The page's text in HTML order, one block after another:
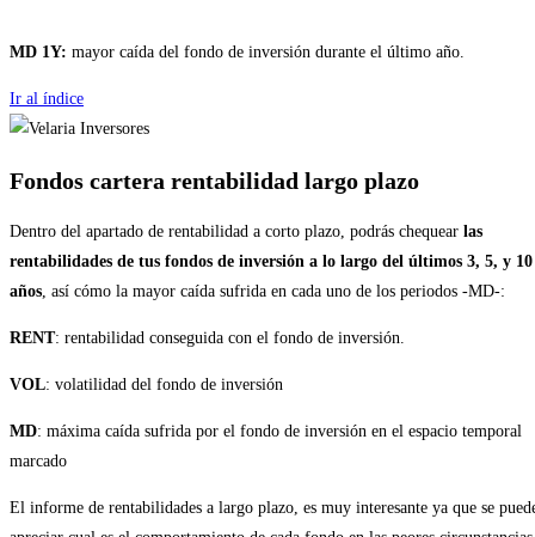
MD 1Y: mayor caída del fondo de inversión durante el último año.
Ir al índice
Fondos cartera rentabilidad largo plazo
Dentro del apartado de rentabilidad a corto plazo, podrás chequear las
rentabilidades de tus fondos de inversión a lo largo del últimos 3, 5, y 10
años, así cómo la mayor caída sufrida en cada uno de los periodos -MD-:
RENT: rentabilidad conseguida con el fondo de inversión.
VOL: volatilidad del fondo de inversión
MD: máxima caída sufrida por el fondo de inversión en el espacio temporal
marcado
El informe de rentabilidades a largo plazo, es muy interesante ya que se